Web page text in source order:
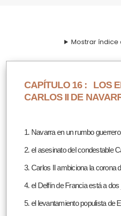
Mostrar
CAPÍTULO 16 : LOS
CARLOS II DE
1. Navarra en un rumbo guerrero
2. el asesinato del condestable
3. Carlos II ambiciona la corona
4. el Delfín de Francia está a dos
5. el levantamiento populista de